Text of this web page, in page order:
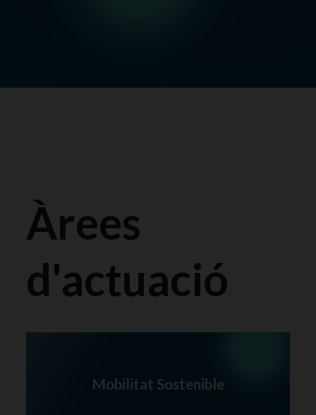
Àrees
d'actuació
Mobilitat Sostenible